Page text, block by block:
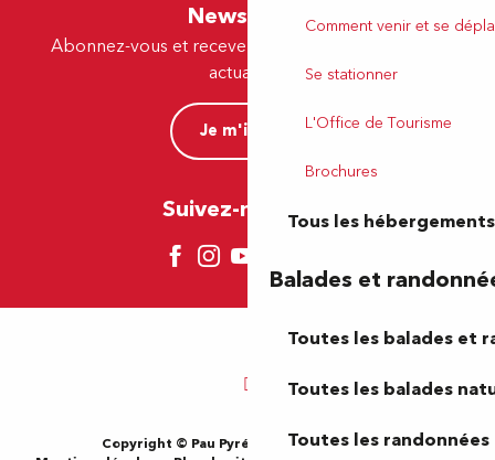
Comment venir et se
Se stationner
L'Office de Tourisme
Brochures
Tous les hébergements
Balades et
Toutes les balades et
Toutes les balades
Toutes les randonnées
Newsletter
Abonnez-vous et recevez par e-mail nos offres et
actualités.
Je m'inscris
Suivez-nous ici !
Copyright © Pau Pyrénées Tourisme 2024